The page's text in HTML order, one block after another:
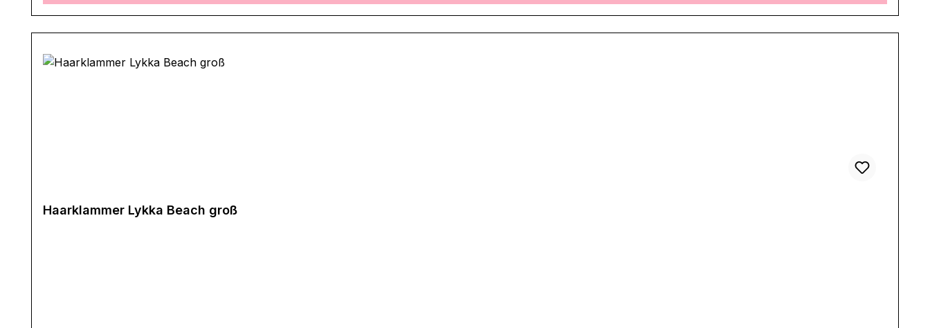
Haarklammer Lykka Beach groß